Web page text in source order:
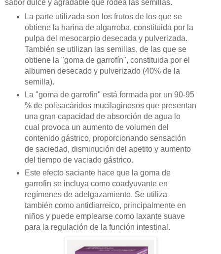
sabor dulce y agradable que rodea las semillas.
La parte utilizada son los frutos de los que se
obtiene la harina de algarroba, constituida por la
pulpa del mesocarpio desecada y pulverizada.
También se utilizan las semillas, de las que se
obtiene la "goma de garrofín", constituida por el
albumen desecado y pulverizado (40% de la
semilla).
La "goma de garrofín" está formada por un 90‐95
% de polisacáridos mucilaginosos que presentan
una gran capacidad de absorción de agua lo
cual provoca un aumento de volumen del
contenido gástrico, proporcionando sensación
de saciedad, disminución del apetito y aumento
del tiempo de vaciado gástrico.
Este efecto saciante hace que la goma de
garrofin se incluya como coadyuvante en
regímenes de adelgazamiento. Se utiliza
también como antidiarreico, principalmente en
niños y puede emplearse como laxante suave
para la regulación de la función intestinal.